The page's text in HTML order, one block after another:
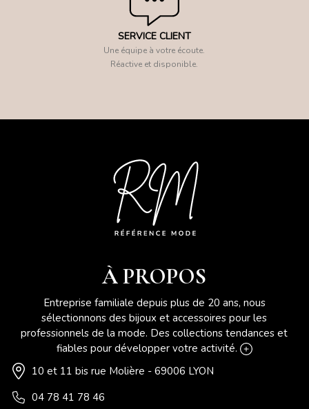
SERVICE CLIENT
Une équipe à votre écoute.
Réactive et disponible.
À PROPOS
Entreprise familiale depuis plus de 20 ans, nous
sélectionnons des bijoux et accessoires pour les
professionnels de la mode. Des collections tendances et
fiables pour développer votre activité.
10 et 11 bis rue Molière - 69006 LYON
04 78 41 78 46